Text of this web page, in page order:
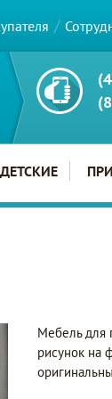
ДЕТСКИЕ
Мебель для
рисунок на